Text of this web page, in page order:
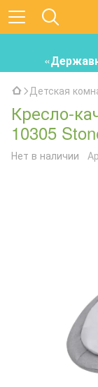
«
Детская
Кресло-
10305
Нет в наличии